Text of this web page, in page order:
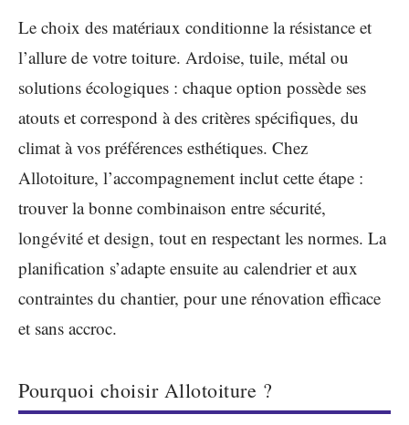
Le choix des matériaux conditionne la résistance et
l’allure de votre toiture. Ardoise, tuile, métal ou
solutions écologiques : chaque option possède ses
atouts et correspond à des critères spécifiques, du
climat à vos préférences esthétiques. Chez
Allotoiture, l’accompagnement inclut cette étape :
trouver la bonne combinaison entre sécurité,
longévité et design, tout en respectant les normes. La
planification s’adapte ensuite au calendrier et aux
contraintes du chantier, pour une rénovation efficace
et sans accroc.
Pourquoi choisir Allotoiture ?